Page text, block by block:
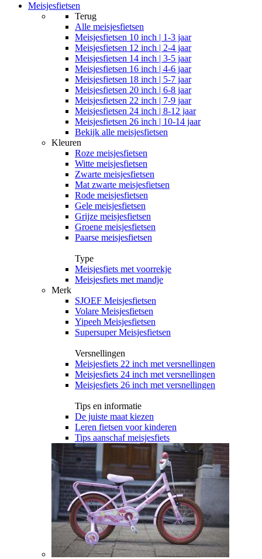
Meisjesfietsen
Terug
Alle meisjesfietsen
Meisjesfietsen 10 inch | 1-3 jaar
Meisjesfietsen 12 inch | 2-4 jaar
Meisjesfietsen 14 inch | 3-5 jaar
Meisjesfietsen 16 inch | 4-6 jaar
Meisjesfietsen 18 inch | 5-7 jaar
Meisjesfietsen 20 inch | 6-8 jaar
Meisjesfietsen 22 inch | 7-9 jaar
Meisjesfietsen 24 inch | 8-12 jaar
Meisjesfietsen 26 inch | 10-14 jaar
Bekijk alle meisjesfietsen
Kleuren
Roze meisjesfietsen
Witte meisjesfietsen
Zwarte meisjesfietsen
Mat zwarte meisjesfietsen
Rode meisjesfietsen
Gele meisjesfietsen
Grijze meisjesfietsen
Groene meisjesfietsen
Paarse meisjesfietsen
Type
Meisjesfiets met voorrekje
Meisjesfiets met mandje
Merk
SJOEF Meisjesfietsen
Volare Meisjesfietsen
Yipeeh Meisjesfietsen
Supersuper Meisjesfietsen
Versnellingen
Meisjesfiets 22 inch met versnellingen
Meisjesfiets 24 inch met versnellingen
Meisjesfiets 26 inch met versnellingen
Tips en informatie
De juiste maat kiezen
Leren fietsen voor kinderen
Tips aanschaf meisjesfiets